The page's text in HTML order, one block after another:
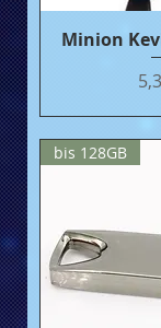
Бърз
Minion
bis 128GB